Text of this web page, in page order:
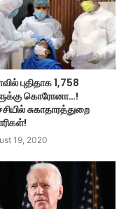
புதிதாக 1,758
கொரோனா…!
சுகாதாரத்துறை
19, 2020